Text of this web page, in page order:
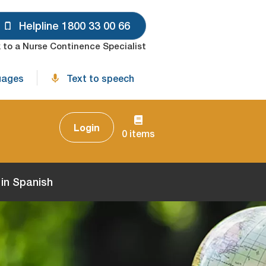
Helpline 1800 33 00 66
to a Nurse Continence Specialist
Text to speech
0 items
Login
Spanish